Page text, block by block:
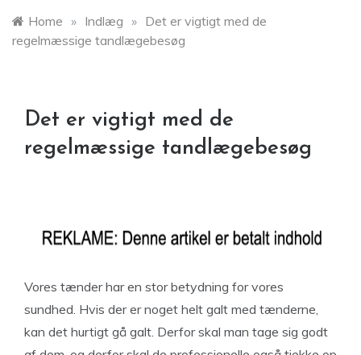
Home » Indlæg » Det er vigtigt med de
regelmæssige tandlægebesøg
Det er vigtigt med de
regelmæssige tandlægebesøg
Vores tænder har en stor betydning for vores
sundhed. Hvis der er noget helt galt med tænderne,
kan det hurtigt gå galt. Derfor skal man tage sig godt